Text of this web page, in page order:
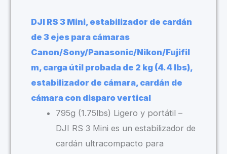
DJI RS 3 Mini, estabilizador de cardán
de 3 ejes para cámaras
Canon/Sony/Panasonic/Nikon/Fujifil
m, carga útil probada de 2 kg (4.4 lbs),
estabilizador de cámara, cardán de
cámara con disparo vertical
795g (1.75lbs) Ligero y portátil –
DJI RS 3 Mini es un estabilizador de
cardán ultracompacto para